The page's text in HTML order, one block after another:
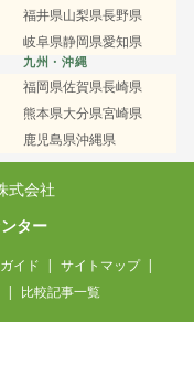
福井県山梨県長野県
岐阜県静岡県愛知県
九州・沖縄
福岡県佐賀県長崎県
熊本県大分県宮崎県
鹿児島県沖縄県
式会社
ター
イド
サイトマップ
比較記事一覧